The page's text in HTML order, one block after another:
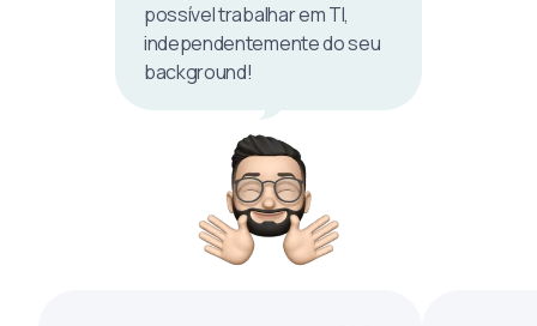
possível trabalhar em TI,
independentemente do seu
background!